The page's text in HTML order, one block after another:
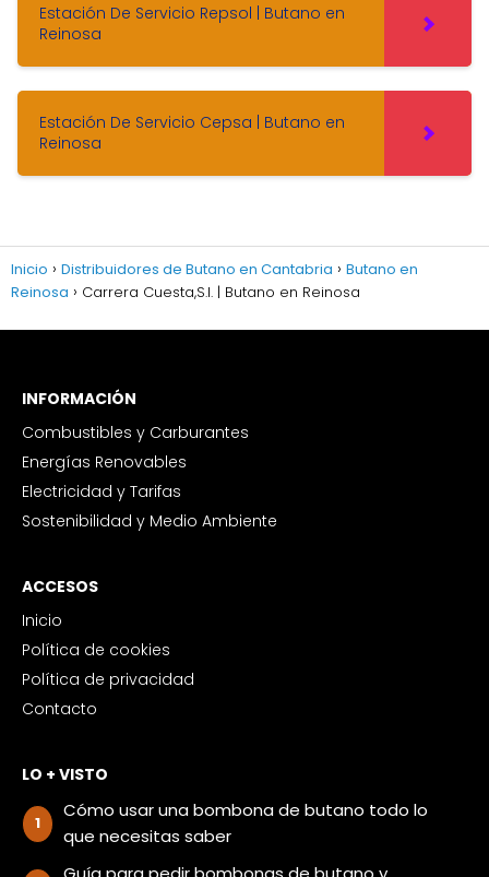
Estación De Servicio Repsol | Butano en
Reinosa
Estación De Servicio Cepsa | Butano en
Reinosa
Inicio Distribuidores de Butano en Cantabria
Butano en
Reinosa
Carrera Cuesta,S.l. | Butano en Reinosa
INFORMACIÓN
Combustibles y Carburantes
Energías Renovables
Electricidad y Tarifas
Sostenibilidad y Medio Ambiente
ACCESOS
Inicio
Política de cookies
Política de privacidad
Contacto
LO + VISTO
Cómo usar una bombona de butano todo lo
que necesitas saber